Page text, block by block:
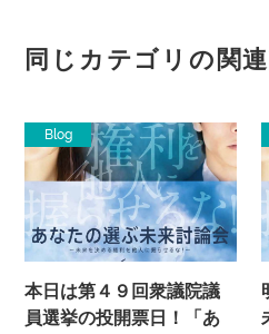
同じカテゴリの関
Blog
本日は第４９回衆議院議
員選挙の投開票日！「あ